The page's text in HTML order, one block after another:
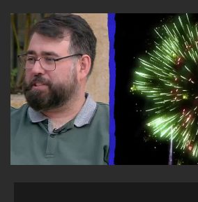
NTV
ACTUALIDAD Y TENDENCIAS
CORPORATIVO Y TRANSPARENCIA
CANAL DE DENUNCIAS
ÁREA DE PROYECTOS